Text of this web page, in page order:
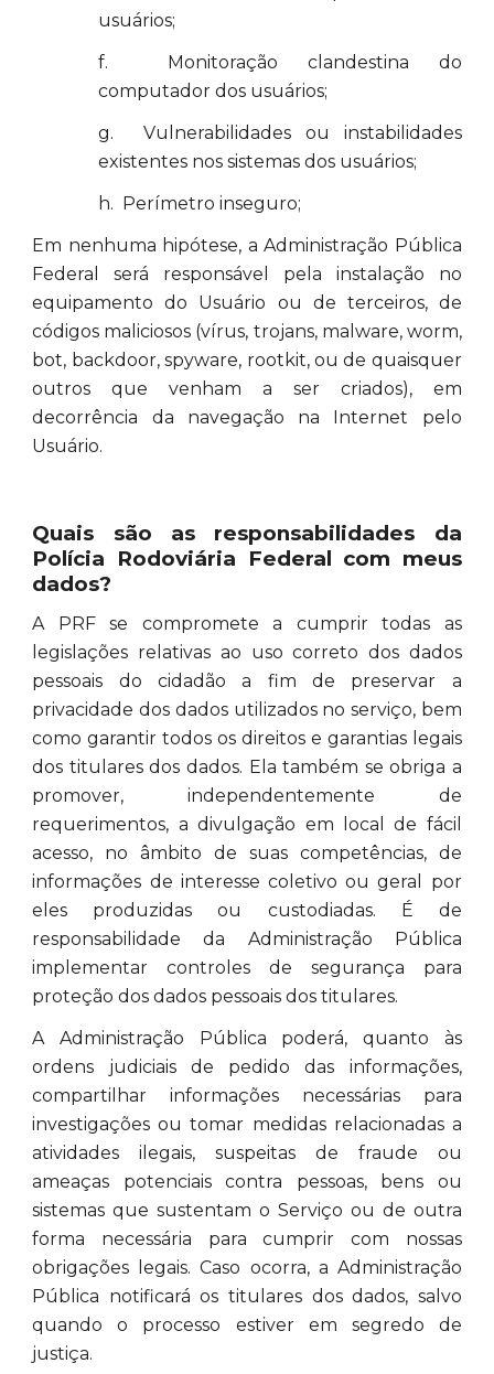
usuários;
f. Monitoração clandestina do
computador dos usuários;
g. Vulnerabilidades ou instabilidades
existentes nos sistemas dos usuários;
h. Perímetro inseguro;
Em nenhuma hipótese, a Administração Pública
Federal será responsável pela instalação no
equipamento do Usuário ou de terceiros, de
códigos maliciosos (vírus, trojans, malware, worm,
bot, backdoor, spyware, rootkit, ou de quaisquer
outros que venham a ser criados), em
decorrência da navegação na Internet pelo
Usuário.
Quais são as responsabilidades da
Polícia Rodoviária Federal com meus
dados?
A PRF se compromete a cumprir todas as
legislações relativas ao uso correto dos dados
pessoais do cidadão a fim de preservar a
privacidade dos dados utilizados no serviço, bem
como garantir todos os direitos e garantias legais
dos titulares dos dados. Ela também se obriga a
promover, independentemente de
requerimentos, a divulgação em local de fácil
acesso, no âmbito de suas competências, de
informações de interesse coletivo ou geral por
eles produzidas ou custodiadas. É de
responsabilidade da Administração Pública
implementar controles de segurança para
proteção dos dados pessoais dos titulares.
A Administração Pública poderá, quanto às
ordens judiciais de pedido das informações,
compartilhar informações necessárias para
investigações ou tomar medidas relacionadas a
atividades ilegais, suspeitas de fraude ou
ameaças potenciais contra pessoas, bens ou
sistemas que sustentam o Serviço ou de outra
forma necessária para cumprir com nossas
obrigações legais. Caso ocorra, a Administração
Pública notificará os titulares dos dados, salvo
quando o processo estiver em segredo de
justiça.